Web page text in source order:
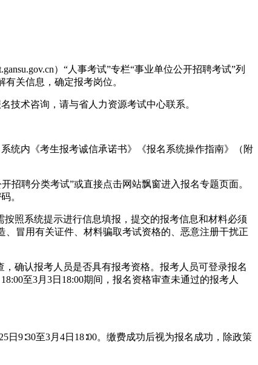
）“人事考试”专栏“事业单位公开招聘考试”列
关信息，确定报考岗位。
技术咨询，请与省人力资源考试中心联系。
统内《考生报考诚信承诺书》《报名系统操作指南》（附
招聘分类考试”或直接点击网站飘窗进入报名专题页面。
。
按照系统提示进行信息填报，提交的报考信息和材料必须
冒用有关证件、材料骗取考试资格的、恶意注册干扰正
，确认报考人员是否具有报考资格。报考人员可登录报名
至3月3日18:00期间，报名资格审查未通过的报考人
9∶30至3月4日18∶00。缴费成功后视为报名成功，除政策